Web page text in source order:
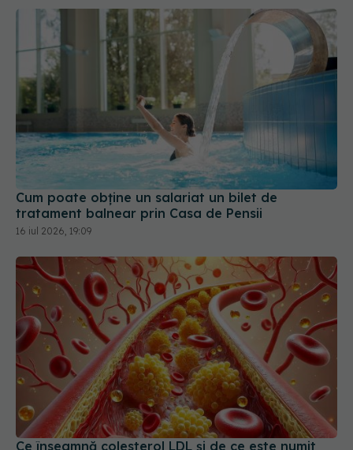
Cum poate obține un salariat un bilet de
tratament balnear prin Casa de Pensii
16 iul 2026, 19:09
Ce înseamnă colesterol LDL și de ce este numit